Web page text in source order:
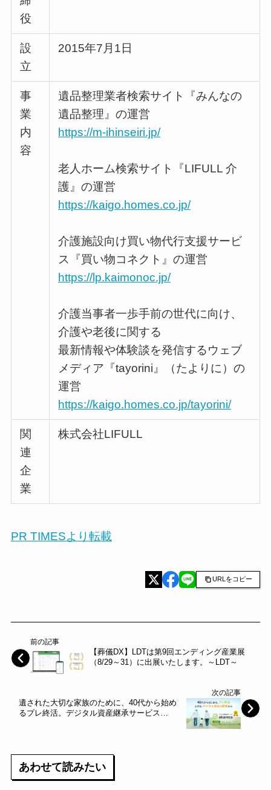
役
設
立
2015年7月1日
事
業
内
容
遺品整理業者検索サイト『みんなの
遺品整理』の運営
https://m-ihinseiri.jp/
老人ホーム検索サイト『LIFULL 介
護』の運営
https://kaigo.homes.co.jp/
介護施設向け買い物代行支援サービ
ス『買い物コネクト』の運営
https://lp.kaimonoc.jp/
介護当事者一歩手前の世代に向け、
介護や老後に関する
最新情報や体験談を発信するウェブ
メディア『tayorini』（たよりに）の
運営
https://kaigo.homes.co.jp/tayorini/
関
連
企
業
株式会社LIFULL
PR TIMESより転載
URLをコピー
前の記事
【葬儀DX】LDTは第9回エンディング産業展
（8/29～31）に出展いたします。～LDT～
次の記事
遺された大切な家族のために、40代から始め
るプレ終活。デジタル資産継承サービス
あわせて読みたい